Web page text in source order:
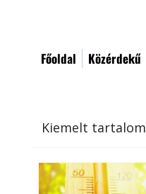
Főoldal Közérdekű
Kiemelt tartalom